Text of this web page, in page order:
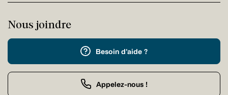
Nous joindre
Besoin d'aide ?
Appelez-nous !